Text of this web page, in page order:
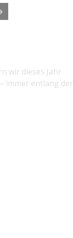
wir dieses Jahr
immer entlang der